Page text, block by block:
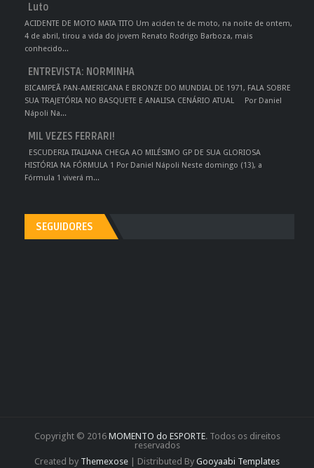
Luto
ACIDENTE DE MOTO MATA TITO Um aciden te de moto, na noite de ontem,
4 de abril, tirou a vida do jovem Renato Rodrigo Barboza, mais
conhecido...
ENTREVISTA: NORMINHA
BICAMPEÃ PAN-AMERICANA E BRONZE DO MUNDIAL DE 1971, FALA SOBRE
SUA TRAJETÓRIA NO BASQUETE E ANALISA CENÁRIO ATUAL Por Daniel
Nápoli Na...
MIL VEZES FERRARI!
ESCUDERIA ITALIANA CHEGA AO MILÉSIMO GP DE SUA GLORIOSA
HISTÓRIA NA FÓRMULA 1 Por Daniel Nápoli Neste domingo (13), a
Fórmula 1 viverá m...
SEGUIDORES
Copyright © 2016 MOMENTO do ESPORTE. Todos os direitos
reservados
Created by Themexose | Distributed By Gooyaabi Templates